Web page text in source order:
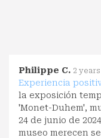
Philippe C. 2
Experiencia
la exposición
'Monet-Duhem',
24 de junio de
museo merecen